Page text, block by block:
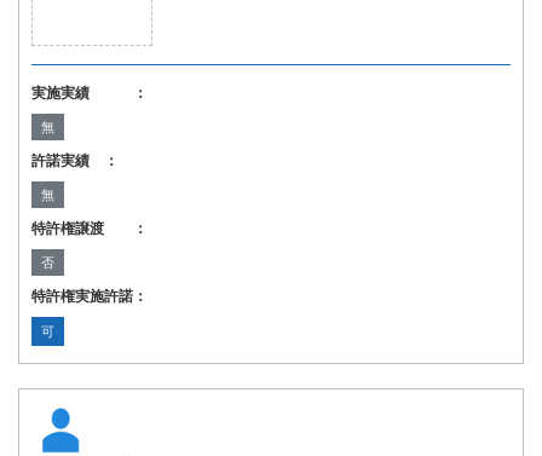
実施実績 ：
無
許諾実績 ：
無
特許権譲渡 ：
否
特許権実施許諾：
可